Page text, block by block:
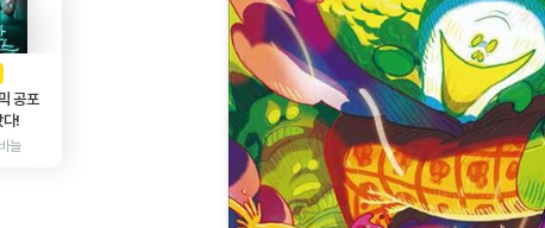
공포
다!
늘